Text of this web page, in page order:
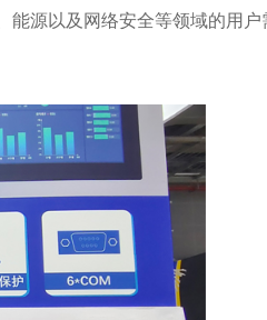
能源以及网络安全等领域的用户